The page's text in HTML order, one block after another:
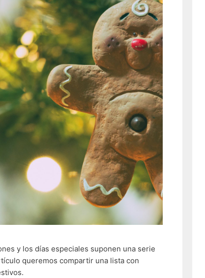
y los días especiales suponen una serie
queremos compartir una lista con